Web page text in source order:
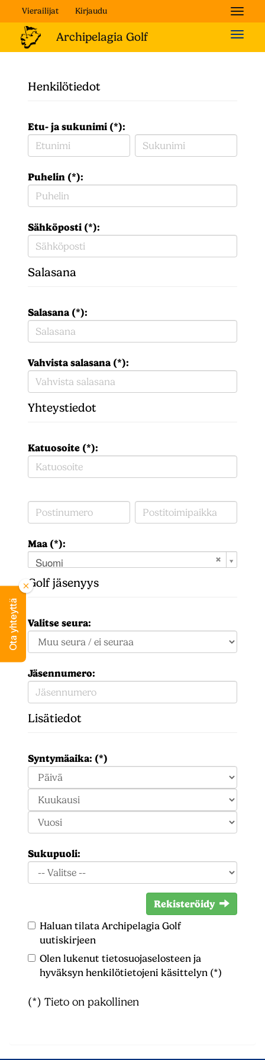
Ota yhteyttä
Vierailijat Kirjaudu
Henkilötiedot
Etu- ja sukunimi (*):
Puhelin (*):
Sähköposti (*):
Salasana
Salasana (*):
Vahvista salasana (*):
Yhteystiedot
Katuosoite (*):
Maa (*):
Suomi
Golf jäsenyys
Valitse seura:
Jäsennumero:
Lisätiedot
Syntymäaika: (*)
Sukupuoli:
Rekisteröidy
Haluan tilata Archipelagia Golf
uutiskirjeen
Olen lukenut tietosuojaselosteen ja
hyväksyn henkilötietojeni käsittelyn (*)
(*) Tieto on pakollinen